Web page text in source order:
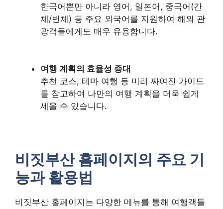
한국어뿐만 아니라 영어, 일본어, 중국어(간
체/번체) 등 주요 외국어를 지원하여 해외 관
광객들에게도 매우 유용합니다.
여행 계획의 효율성 증대
추천 코스, 테마 여행 등 미리 짜여진 가이드
를 참고하여 나만의 여행 계획을 더욱 쉽게
세울 수 있습니다.
비짓부산 홈페이지의 주요 기
능과 활용법
비짓부산 홈페이지는 다양한 메뉴를 통해 여행객들